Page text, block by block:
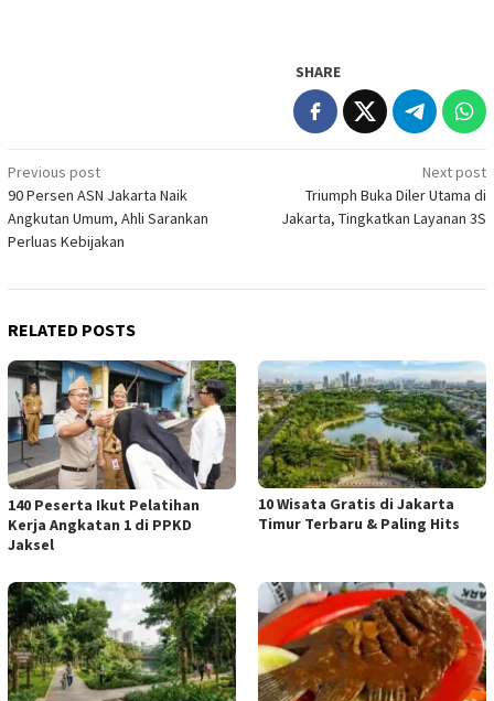
SHARE
Post
navigation
Previous post
90 Persen ASN Jakarta Naik
Angkutan Umum, Ahli Sarankan
Perluas Kebijakan
Next post
Triumph Buka Diler Utama di
Jakarta, Tingkatkan Layanan 3S
RELATED POSTS
140 Peserta Ikut Pelatihan
Kerja Angkatan 1 di PPKD
Jaksel
10 Wisata Gratis di Jakarta
Timur Terbaru & Paling Hits